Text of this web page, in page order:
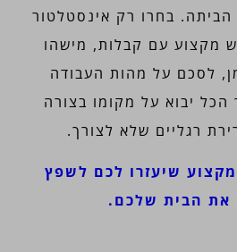
בחרו רק אינסטלטור
מקצוע עם קבלות, מישהו
לסכם על מהות העבודה
הכל יבוא על מקומו בצורה
רגליים שלא לצורך.
שיעזרו לכם לשפץ
את הבית שלכם.